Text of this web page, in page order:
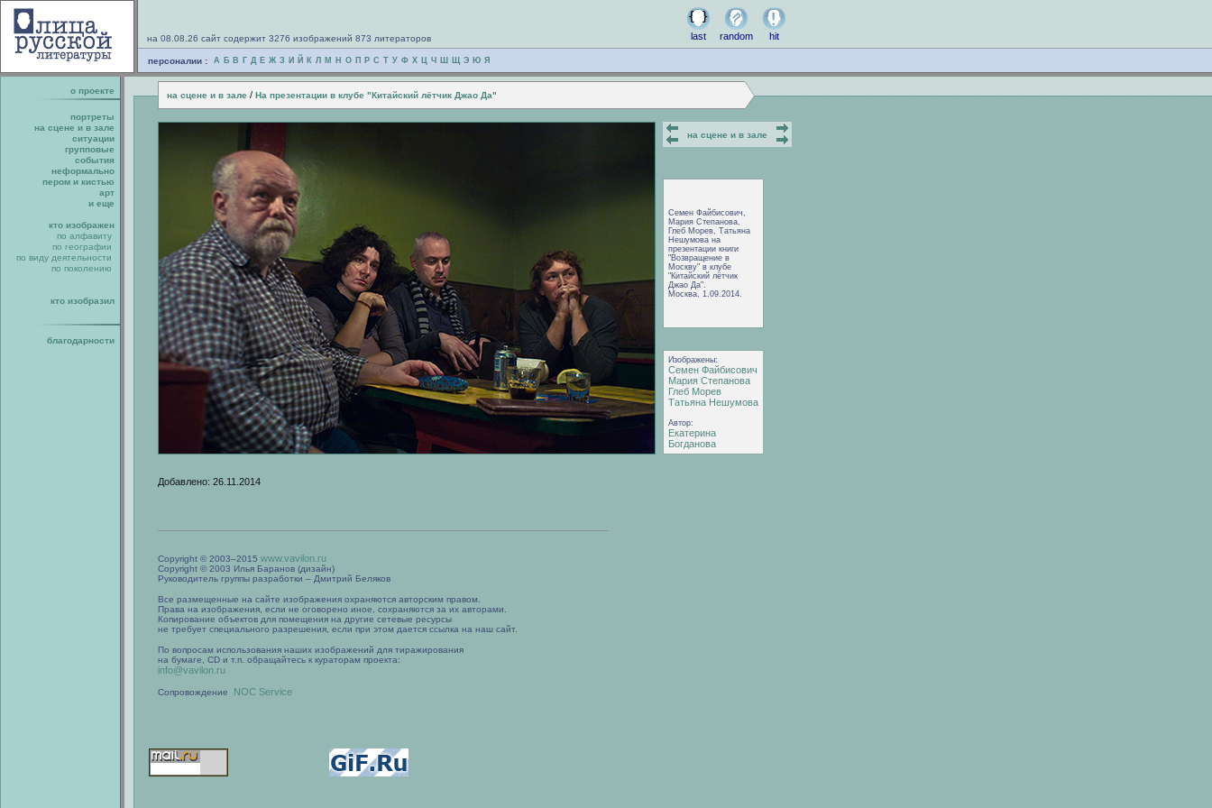
на 08.08.26 сайт содержит 3276 изображений 873 литераторов last random hit
персоналии : А Б В Г Д Е Ж З И Й К Л М Н О П Р С Т У Ф Х Ц Ч Ш Щ Э Ю Я
о проекте на сцене и в зале / На презентации в клубе "Китайский лётчик Джао Да"
портреты
на сцене и в зале
ситуации
групповые
события
неформально
пером и кистью
арт
и еще
кто изображен
по алфавиту
по географии
по виду деятельности
по поколению
кто изобразил
благодарности
на сцене и в зале
Семен Файбисович,
Мария Степанова,
Глеб Морев, Татьяна
Нешумова на
презентации книги
"Возвращение в
Москву" в клубе
"Китайский лётчик
Джао Да".
Москва, 1.09.2014.
Изображены:
Семен Файбисович
Мария Степанова
Глеб Морев
Татьяна Нешумова
Автор:
Екатерина
Богданова
Добавлено: 26.11.2014
Copyright © 2003–2015 www.vavilon.ru
Copyright © 2003 Илья Баранов (дизайн)
Руководитель группы разработки – Дмитрий Беляков
Все размещенные на сайте изображения охраняются авторским правом.
Права на изображения, если не оговорено иное, сохраняются за их авторами.
Копирование объектов для помещения на другие сетевые ресурсы
не требует специального разрешения, если при этом дается ссылка на наш сайт.
По вопросам использования наших изображений для тиражирования
на бумаге, CD и т.п. обращайтесь к кураторам проекта:
info@vavilon.ru
Сопровождение NOC Service